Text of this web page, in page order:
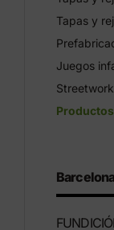
Tapas y
Juegos